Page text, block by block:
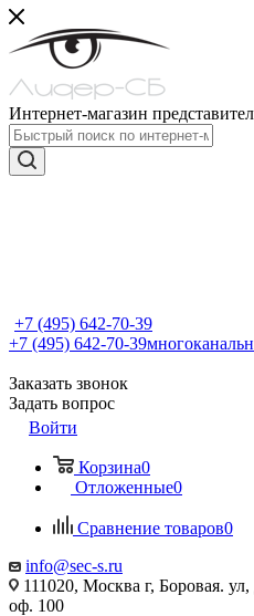
Интернет-магазин
+7 (495) 642-70-39
+7 (495) 642-70-39
Заказать звонок
Задать вопрос
Войти
Корзина0
Отложенные0
Сравнение товаров0
info@sec-s.ru
111020, Москва г, Боровая.
оф. 100